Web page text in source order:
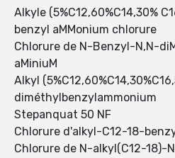
Alkyle (5%C12,60%C14,30%
benzyl aMMonium chlorure
Chlorure de N-Benzyl-N,N-
aMiniuM
Alkyl
diméthylbenzylammonium
Stepanquat 50 NF
Chlorure d'alkyl-C12-18-
Chlorure de N-alkyl(C12-18)-